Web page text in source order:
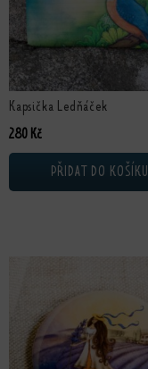
Kapsička Ledňáček
280 Kč
PŘIDAT DO KOŠÍKU